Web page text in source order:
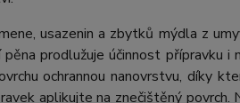
usazenin a zbytků mýdla z
prodlužuje účinnost přípravku
ochrannou nanovrstvu, díky
aplikujte na znečištěný